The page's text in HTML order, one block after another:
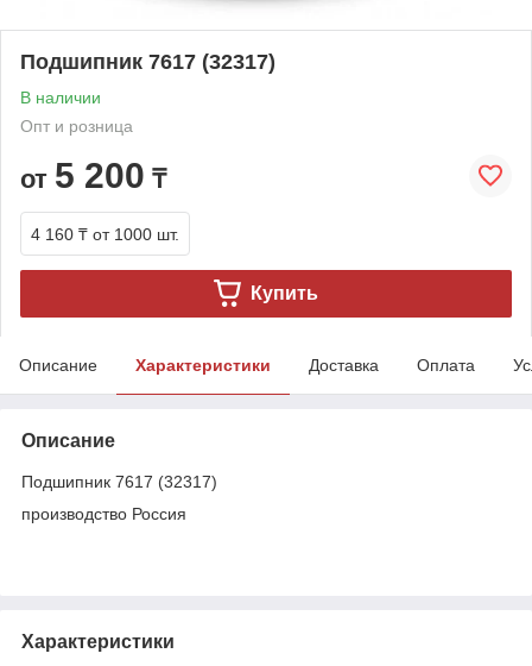
Подшипник 7617 (32317)
В наличии
Опт и розница
от 5 200 ₸
4 160 ₸ от 1000 шт.
Купить
Описание Характеристики Доставка Оплата
Описание
Подшипник 7617 (32317)
производство Россия
Характеристики